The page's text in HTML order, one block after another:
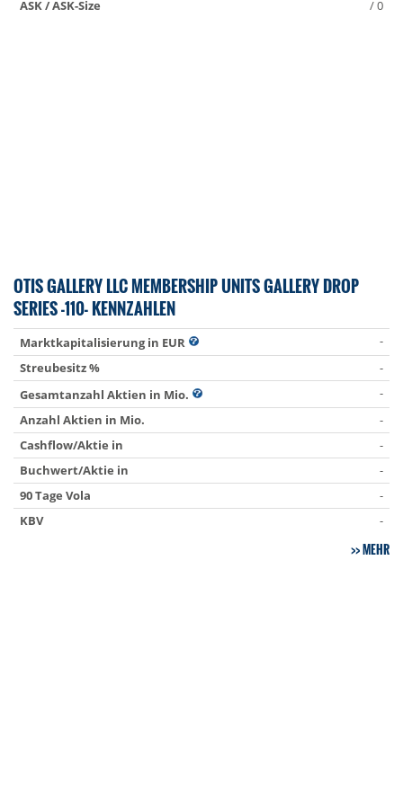
ASK / ASK-Size / 0
OTIS GALLERY LLC MEMBERSHIP UNITS GALLERY DROP
SERIES -110- KENNZAHLEN
Marktkapitalisierung in EUR
-
Streubesitz %
-
Gesamtanzahl Aktien in Mio.
-
Anzahl Aktien in Mio.
-
Cashflow/Aktie in
-
Buchwert/Aktie in
-
90 Tage Vola
-
KBV
-
MEHR